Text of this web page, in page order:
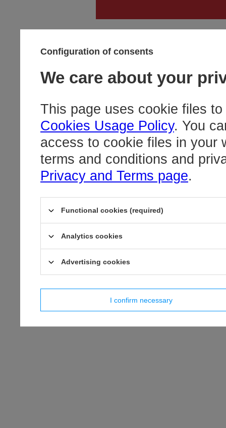
Configuration of consents
We care about your
This page uses cookie files
Cookies Usage Policy. You
access to cookie files in your
terms and conditions and
Privacy and Terms page.
Functional cookies (required)
Analytics cookies
Advertising cookies
I confirm necessary